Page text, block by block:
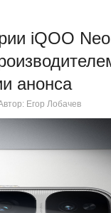
iQOO
анонса
Егор Лобачев